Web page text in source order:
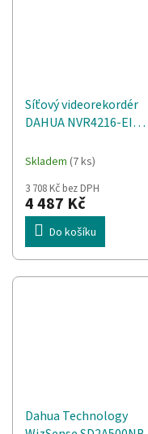
Síťový videorekordér
DAHUA NVR4216-EI
Skladem (7 ks)
3 708 Kč bez DPH
4 487 Kč
Do košíku
Dahua Technology